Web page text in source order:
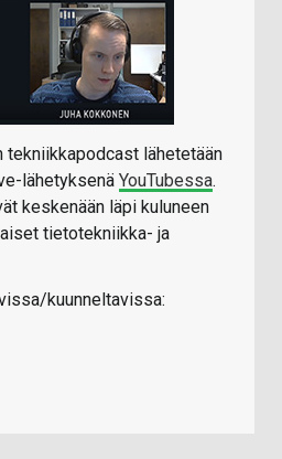
tekniikkapodcast lähetetään
lähetyksenä YouTubessa.
keskenään läpi kuluneen
tietotekniikka- ja
kuunneltavissa: